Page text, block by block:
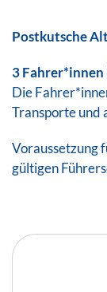
Postkutsche
3 Fahrer*innen
Die
Transporte und
Voraussetzung
gültigen